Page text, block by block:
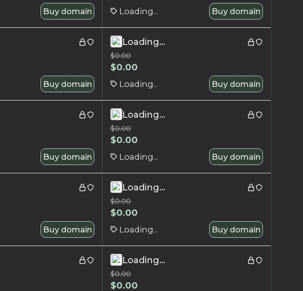
Buy domain Loading... Buy domain
Buy domain
Loading...
$0.00
$0.00
Loading... Buy domain
Buy domain
Loading...
$0.00
$0.00
Loading... Buy domain
Buy domain
Loading...
$0.00
$0.00
Loading... Buy domain
Loading...
$0.00
$0.00